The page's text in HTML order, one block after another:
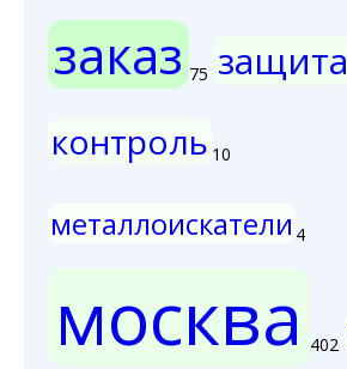
заказ 75 защита
контроль 10
металлоискатели 4
москва 402